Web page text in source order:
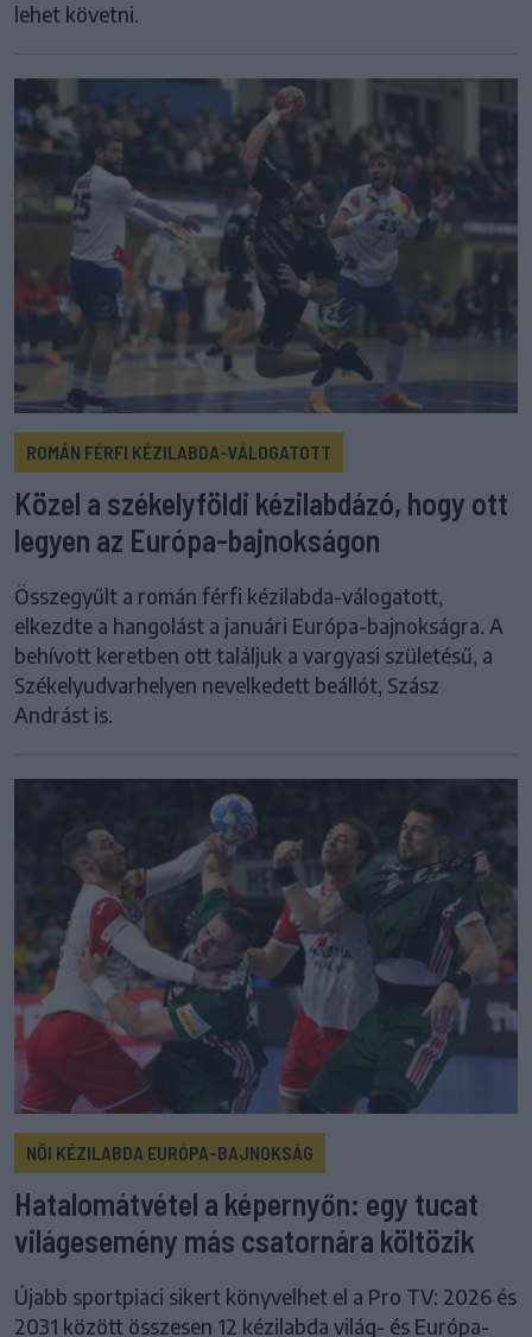
lehet követni.
ROMÁN FÉRFI KÉZILABDA-VÁLOGATOTT
Közel a székelyföldi kézilabdázó, hogy ott
legyen az Európa-bajnokságon
Összegyűlt a román férfi kézilabda-válogatott,
elkezdte a hangolást a januári Európa-bajnokságra. A
behívott keretben ott találjuk a vargyasi születésű, a
Székelyudvarhelyen nevelkedett beállót, Szász
Andrást is.
NŐI KÉZILABDA EURÓPA-BAJNOKSÁG
Hatalomátvétel a képernyőn: egy tucat
világesemény más csatornára költözik
Újabb sportpiaci sikert könyvelhet el a Pro TV: 2026 és
2031 között összesen 12 kézilabda világ- és Európa-